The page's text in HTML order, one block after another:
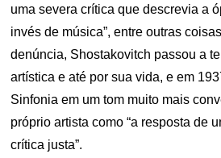
uma severa crítica que descrevia a
invés de música”, entre outras
denúncia, Shostakovitch passou a
artística e até por sua vida, e em
Sinfonia em um tom muito mais
próprio artista como “a resposta de
crítica justa”.